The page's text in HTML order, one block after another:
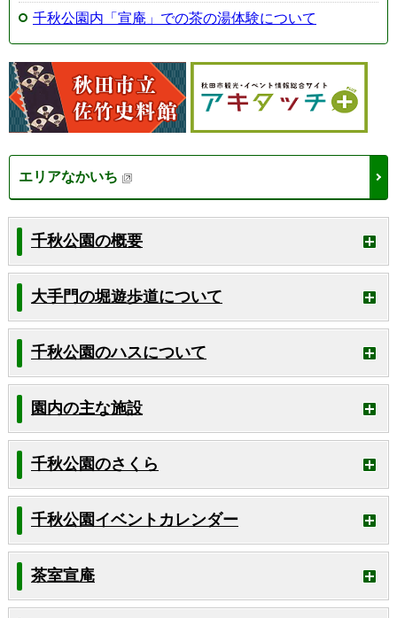
千秋公園内「宣庵」での茶の湯体験について
エリアなかいち
千秋公園の概要
大手門の堀遊歩道について
千秋公園のハスについて
園内の主な施設
千秋公園のさくら
千秋公園イベントカレンダー
茶室宣庵